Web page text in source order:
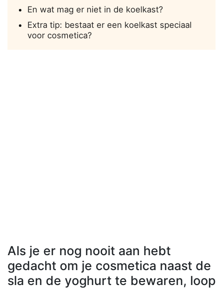
En wat mag er niet in de koelkast?
Extra tip: bestaat er een koelkast speciaal
voor cosmetica?
Als je er nog nooit aan hebt
gedacht om je cosmetica naast de
sla en de yoghurt te bewaren, loop